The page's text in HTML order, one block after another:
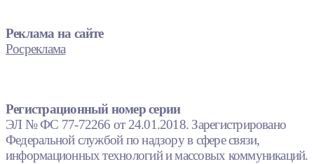
Реклама на сайте
Росреклама
Регистрационный номер серии
ЭЛ № ФС 77-72266 от 24.01.2018. Зарегистрировано
Федеральной службой по надзору в сфере связи,
информационных технологий и массовых коммуникаций.